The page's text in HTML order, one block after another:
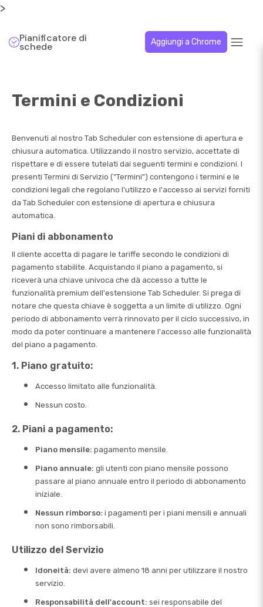
>
Pianificatore di
schede Aggiungi a Chrome
Termini e Condizioni
Benvenuti al nostro Tab Scheduler con estensione di apertura e
chiusura automatica. Utilizzando il nostro servizio, accettate di
rispettare e di essere tutelati dai seguenti termini e condizioni. I
presenti Termini di Servizio ("Termini") contengono i termini e le
condizioni legali che regolano l'utilizzo e l'accesso ai servizi forniti
da Tab Scheduler con estensione di apertura e chiusura
automatica.
Piani di abbonamento
Il cliente accetta di pagare le tariffe secondo le condizioni di
pagamento stabilite. Acquistando il piano a pagamento, si
riceverà una chiave univoca che dà accesso a tutte le
funzionalità premium dell'estensione Tab Scheduler. Si prega di
notare che questa chiave è soggetta a un limite di utilizzo. Ogni
periodo di abbonamento verrà rinnovato per il ciclo successivo, in
modo da poter continuare a mantenere l'accesso alle funzionalità
del piano a pagamento.
1. Piano gratuito:
Accesso limitato alle funzionalità.
Nessun costo.
2. Piani a pagamento:
Piano mensile: pagamento mensile.
Piano annuale: gli utenti con piano mensile possono
passare al piano annuale entro il periodo di abbonamento
iniziale.
Nessun rimborso: i pagamenti per i piani mensili e annuali
non sono rimborsabili.
Utilizzo del Servizio
Idoneità: devi avere almeno 18 anni per utilizzare il nostro
servizio.
Responsabilità dell'account: sei responsabile del